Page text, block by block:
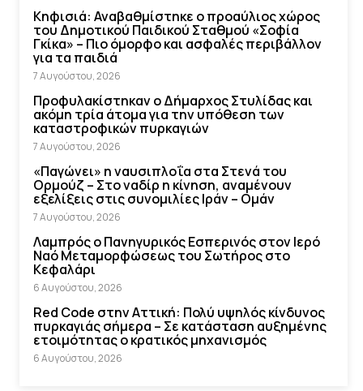
Κηφισιά: Αναβαθμίστηκε ο προαύλιος χώρος
του Δημοτικού Παιδικού Σταθμού «Σοφία
Γκίκα» – Πιο όμορφο και ασφαλές περιβάλλον
για τα παιδιά
7 Αυγούστου, 2026
Προφυλακίστηκαν ο Δήμαρχος Στυλίδας και
ακόμη τρία άτομα για την υπόθεση των
καταστροφικών πυρκαγιών
7 Αυγούστου, 2026
«Παγώνει» η ναυσιπλοΐα στα Στενά του
Ορμούζ – Στο ναδίρ η κίνηση, αναμένουν
εξελίξεις στις συνομιλίες Ιράν – Ομάν
7 Αυγούστου, 2026
Λαμπρός ο Πανηγυρικός Εσπερινός στον Ιερό
Ναό Μεταμορφώσεως του Σωτήρος στο
Κεφαλάρι
6 Αυγούστου, 2026
Red Code στην Αττική: Πολύ υψηλός κίνδυνος
πυρκαγιάς σήμερα – Σε κατάσταση αυξημένης
ετοιμότητας ο κρατικός μηχανισμός
6 Αυγούστου, 2026